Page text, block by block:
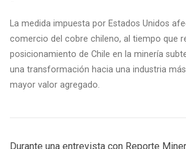
La medida impuesta por Estados Unidos
comercio del cobre chileno, al tiempo que
posicionamiento de Chile en la minería
una transformación hacia una industria
mayor valor agregado.
Durante una entrevista con Reporte